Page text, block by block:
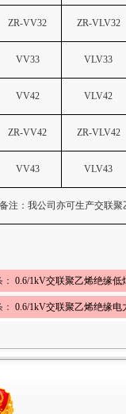
ZR-VV32 ZR-VLV32
VV33 VLV33
VV42 VLV42
ZR-VV42 ZR-VLV42
VV43 VLV43
备注：我公司亦可生产交联
0.6/1kV交联聚乙烯绝缘低
0.6/1kV交联聚乙烯绝缘电